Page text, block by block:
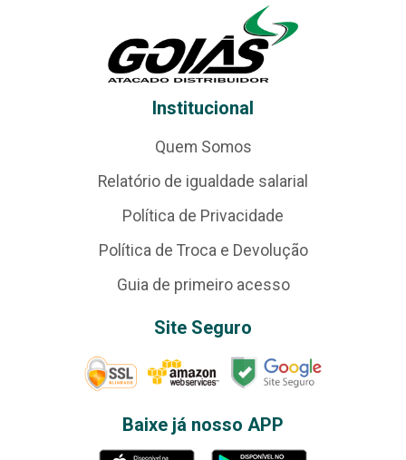
Institucional
Quem Somos
Relatório de igualdade salarial
Política de Privacidade
Política de Troca e Devolução
Guia de primeiro acesso
Site Seguro
Baixe já nosso APP